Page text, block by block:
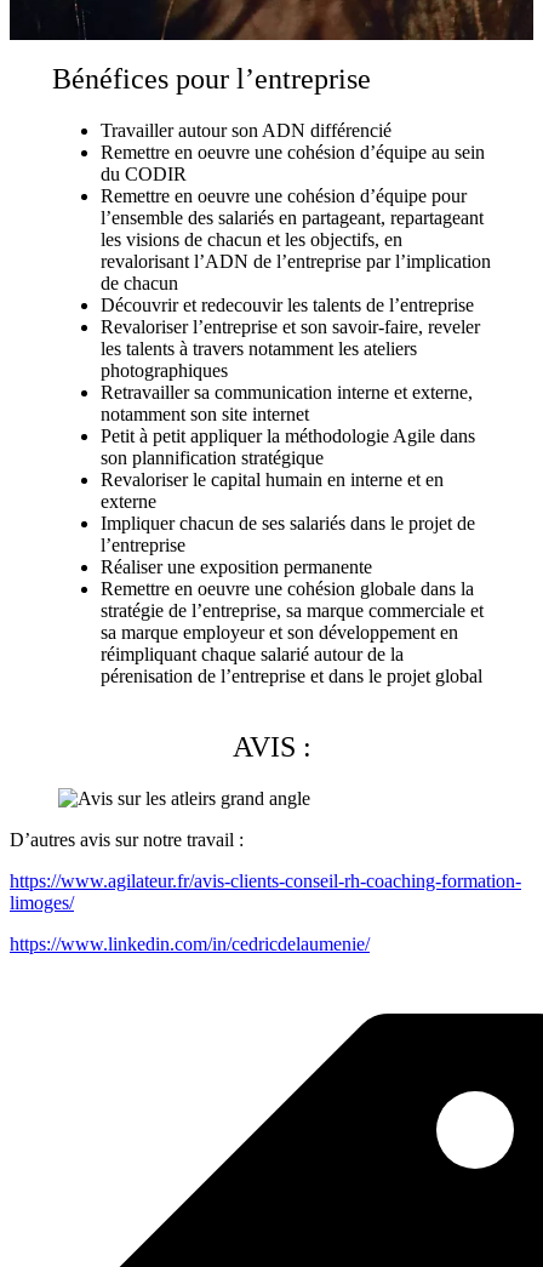
Bénéfices pour l’entreprise
Travailler autour son ADN différencié
Remettre en oeuvre une cohésion d’équipe au sein
du CODIR
Remettre en oeuvre une cohésion d’équipe pour
l’ensemble des salariés en partageant, repartageant
les visions de chacun et les objectifs, en
revalorisant l’ADN de l’entreprise par l’implication
de chacun
Découvrir et redecouvir les talents de l’entreprise
Revaloriser l’entreprise et son savoir-faire, reveler
les talents à travers notamment les ateliers
photographiques
Retravailler sa communication interne et externe,
notamment son site internet
Petit à petit appliquer la méthodologie Agile dans
son plannification stratégique
Revaloriser le capital humain en interne et en
externe
Impliquer chacun de ses salariés dans le projet de
l’entreprise
Réaliser une exposition permanente
Remettre en oeuvre une cohésion globale dans la
stratégie de l’entreprise, sa marque commerciale et
sa marque employeur et son développement en
réimpliquant chaque salarié autour de la
pérenisation de l’entreprise et dans le projet global
AVIS :
D’autres avis sur notre travail :
https://www.agilateur.fr/avis-clients-conseil-rh-coaching-formation-
limoges/
https://www.linkedin.com/in/cedricdelaumenie/